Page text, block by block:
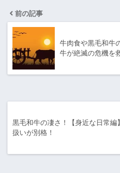
前の記事
牛肉食や黒毛和牛
牛が絶滅の危機を
黒毛和牛の凄さ！【身近な日常編
扱いが別格！